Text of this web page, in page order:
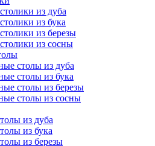
из дуба
из бука
из березы
из сосны
столы из дуба
столы из бука
столы из березы
столы из сосны
из дуба
из бука
из березы